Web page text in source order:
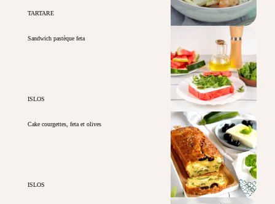
TARTARE
Sandwich pastèque feta
ISLOS
Cake courgettes, feta et olives
ISLOS